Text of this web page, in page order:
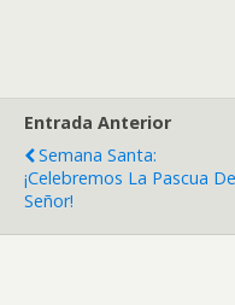
Entrada Anterior
Semana Santa:
¡Celebremos La Pascua
Señor!